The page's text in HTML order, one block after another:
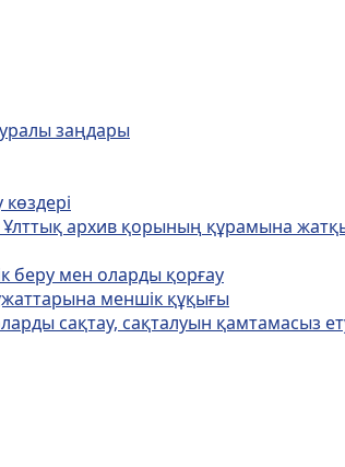
заңдары
архив қорының құрамына
беру мен оларды қорғау
меншік құқығы
сақтау, сақталуын қамтамасыз